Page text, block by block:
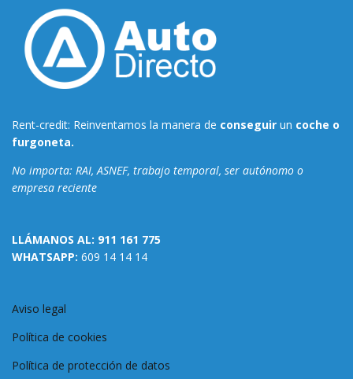
Rent-credit: Reinventamos la manera de conseguir un coche o
furgoneta.
No importa: RAI, ASNEF, trabajo temporal, ser autónomo o
empresa reciente
LLÁMANOS AL: 911 161 775
WHATSAPP: 609 14 14 14
Aviso legal
Política de cookies
Política de protección de datos